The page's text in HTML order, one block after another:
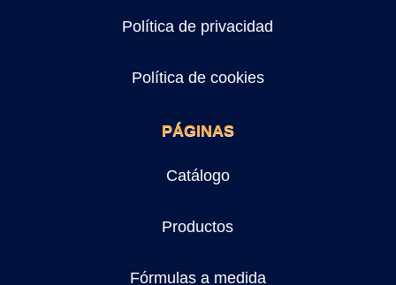
Política de privacidad
Política de cookies
PÁGINAS
Catálogo
Productos
Fórmulas a medida